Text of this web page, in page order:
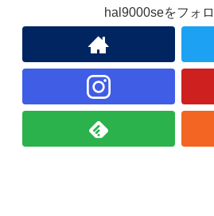
hal9000seをフォ